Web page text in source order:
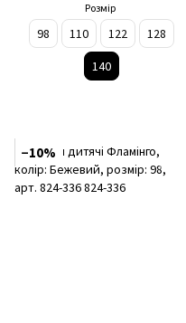
Розмір
98 110 122
128
140
−10%